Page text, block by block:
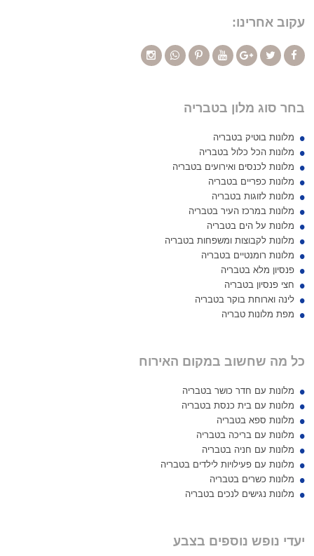
עקוב אחרינו:
בחר סוג מלון בטבריה
מלונות בוטיק בטבריה
מלונות הכל כלול בטבריה
מלונות לכנסים ואירועים בטבריה
מלונות כפריים בטבריה
מלונות לזוגות בטבריה
מלונות במרכז העיר בטבריה
מלונות על הים בטבריה
מלונות לקבוצות ומשפחות בטבריה
מלונות רומנטיים בטבריה
פנסיון מלא בטבריה
חצי פנסיון בטבריה
לינה וארוחת בוקר בטבריה
מפת מלונות טבריה
כל מה שחשוב במקום האירוח
מלונות עם חדר כושר בטבריה
מלונות עם בית כנסת בטבריה
מלונות ספא בטבריה
מלונות עם בריכה בטבריה
מלונות עם חניה בטבריה
מלונות עם פעילויות לילדים בטבריה
מלונות כשרים בטבריה
מלונות נגישים לנכים בטבריה
יעדי נופש נוספים בצבע